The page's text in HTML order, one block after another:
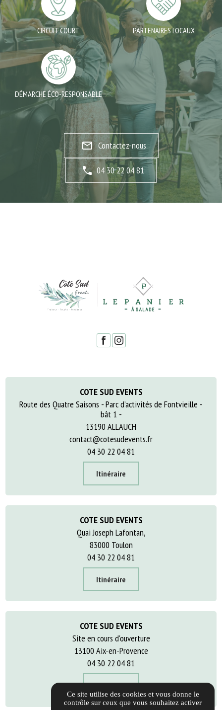
CIRCUIT COURT PARTENAIRES LOCAUX
DÉMARCHE ÉCO-RESPONSABLE
mail_outline Contactez-nous
04 30 22 04 81
COTE SUD EVENTS
Route des Quatre Saisons - Parc d’activités de Fontvieille -
bât 1 -
13190 ALLAUCH
contact@cotesudevents.fr
04 30 22 04 81
Itinéraire
COTE SUD EVENTS
Quai Joseph Lafontan,
83000 Toulon
04 30 22 04 81
Itinéraire
COTE SUD EVENTS
Site en cours d'ouverture
13100 Aix-en-Provence
04 30 22 04 81
Itinéraire
Ce site utilise des cookies et vous donne le
contrôle sur ceux que vous souhaitez activer